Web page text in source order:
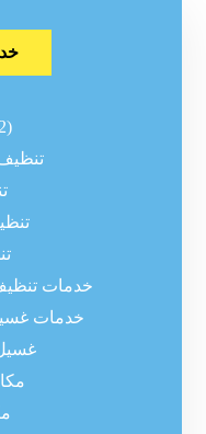
خدمات
خدمات